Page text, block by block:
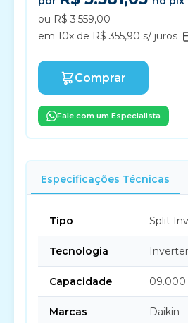
ou R$ 3.559,00
em 10x de R$ 355,90 s/ juros
Comprar
Fale com um Especialista
Especificações Técnicas
Tipo Split
Tecnologia Inverter
Capacidade 09.000
Marcas Daikin